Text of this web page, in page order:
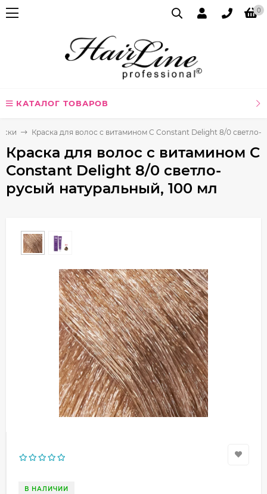
0
КАТАЛОГ ТОВАРОВ
Краска для волос с витамином C Constant Delight 8/0 светло-
Краска для волос с витамином C
Constant Delight 8/0 светло-
русый натуральный, 100 мл
В НАЛИЧИИ